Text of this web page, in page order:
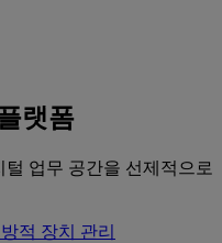
랫폼
업무 공간을 선제적으로
적 장치 관리